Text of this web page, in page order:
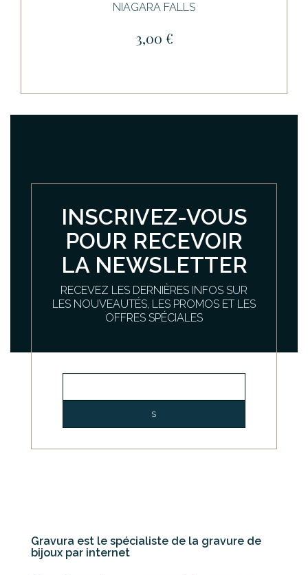
NIAGARA FALLS
3,00 €
INSCRIVEZ-VOUS
POUR RECEVOIR
LA NEWSLETTER
RECEVEZ LES DERNIÈRES INFOS SUR
LES NOUVEAUTÉS, LES PROMOS ET LES
OFFRES SPÉCIALES
Gravura est le spécialiste de la gravure de
bijoux par internet